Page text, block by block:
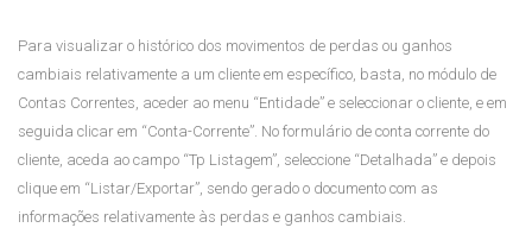
Para visualizar o histórico dos movimentos de perdas ou ganhos
cambiais relativamente a um cliente em específico, basta, no módulo de
Contas Correntes, aceder ao menu “Entidade” e seleccionar o cliente, e em
seguida clicar em “Conta-Corrente”. No formulário de conta corrente do
cliente, aceda ao campo “Tp Listagem”, seleccione “Detalhada” e depois
clique em “Listar/Exportar”, sendo gerado o documento com as
informações relativamente às perdas e ganhos cambiais.